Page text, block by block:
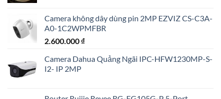
Camera không dây dùng pin 2MP EZVIZ CS-C3A-
A0-1C2WPMFBR
2.600.000 ₫
Camera Dahua Quảng Ngãi IPC-HFW1230MP-S-
I2- IP 2MP